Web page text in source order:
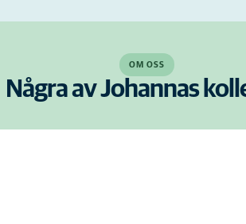
OM OSS
Några av Johannas